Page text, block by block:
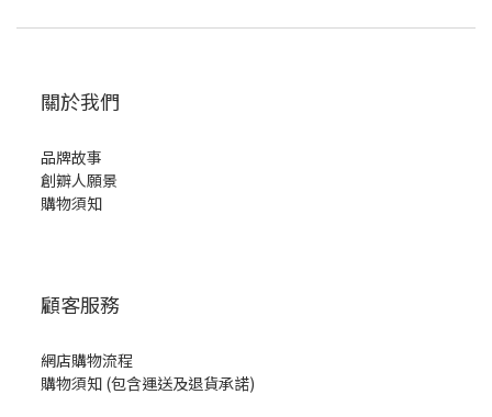
關於我們
品牌故事
創辧人願景
購物須知
顧客服務
網店購物流程
購物須知 (包含運送及退貨承諾)